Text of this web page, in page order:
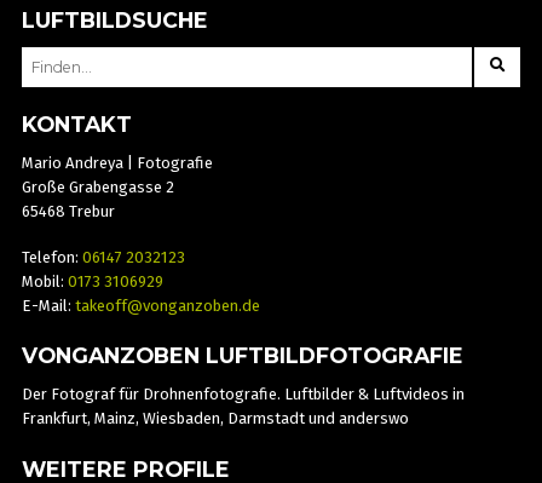
LUFTBILDSUCHE
SEARCH
KONTAKT
Mario Andreya | Fotografie
Große Grabengasse 2
65468 Trebur
Telefon: 06147 2032123
Mobil: 0173 3106929
E-Mail: takeoff@vonganzoben.de
VONGANZOBEN LUFTBILDFOTOGRAFIE
Der Fotograf für Drohnenfotografie. Luftbilder & Luftvideos in
Frankfurt, Mainz, Wiesbaden, Darmstadt und anderswo
WEITERE PROFILE